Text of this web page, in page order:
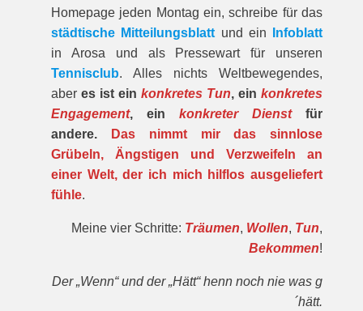
Homepage jeden Montag ein, schreibe für das
städtische Mitteilungsblatt und ein
Infoblatt
in Arosa und als Pressewart für unseren
Tennisclub. Alles nichts Weltbewegendes,
aberes ist einkonkretes Tun, einkonkretes
Engagement, einkonkreter Dienstfür
andere.
Das nimmt mir das sinnlose
Grübeln, Ängstigen und Verzweifeln an
einer Welt, der ich mich hilflos ausgeliefert
fühle.
Meine vier Schritte: Träumen, Wollen, Tun,
Bekommen!
Der „Wenn“ und der „Hätt“ henn noch nie was g
´hätt.